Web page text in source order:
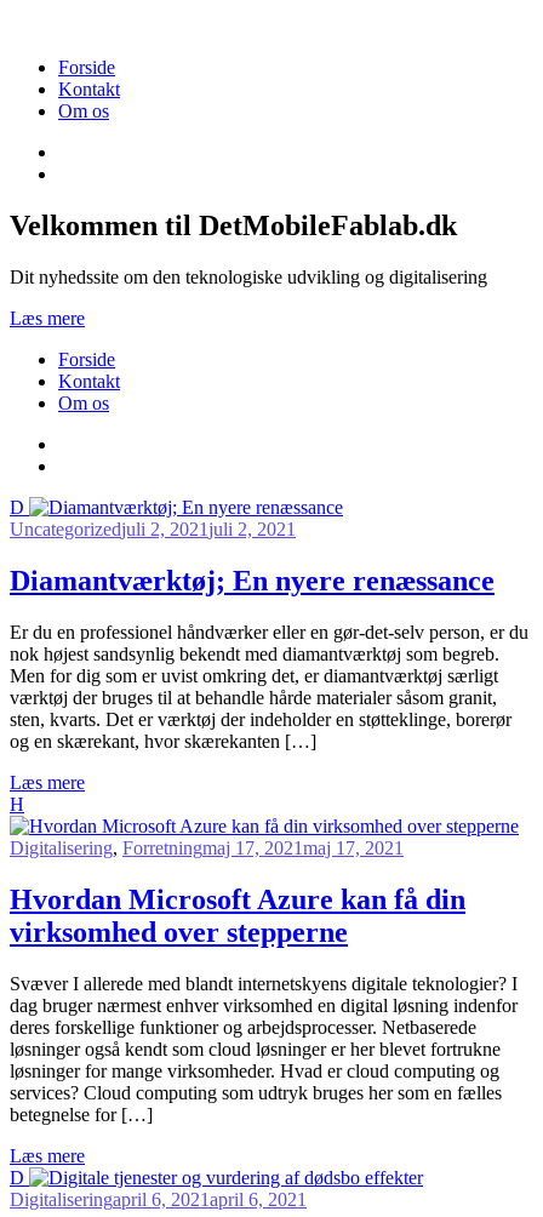
indholdForside
Kontakt
Om os
Velkommen til DetMobileFablab.dk
Dit nyhedssite om den teknologiske udvikling og digitalisering
Læs mere
Forside
Kontakt
Om os
D
Uncategorizedjuli 2, 2021juli 2, 2021
Diamantværktøj; En nyere renæssance
Er du en professionel håndværker eller en gør-det-selv person, er du
nok højest sandsynlig bekendt med diamantværktøj som begreb.
Men for dig som er uvist omkring det, er diamantværktøj særligt
værktøj der bruges til at behandle hårde materialer såsom granit,
sten, kvarts. Det er værktøj der indeholder en støtteklinge, borerør
og en skærekant, hvor skærekanten […]
Læs mere
H
Digitalisering, Forretningmaj 17, 2021maj 17, 2021
Hvordan Microsoft Azure kan få din
virksomhed over stepperne
Svæver I allerede med blandt internetskyens digitale teknologier? I
dag bruger nærmest enhver virksomhed en digital løsning indenfor
deres forskellige funktioner og arbejdsprocesser. Netbaserede
løsninger også kendt som cloud løsninger er her blevet fortrukne
løsninger for mange virksomheder. Hvad er cloud computing og
services? Cloud computing som udtryk bruges her som en fælles
betegnelse for […]
Læs mere
D
Digitaliseringapril 6, 2021april 6, 2021